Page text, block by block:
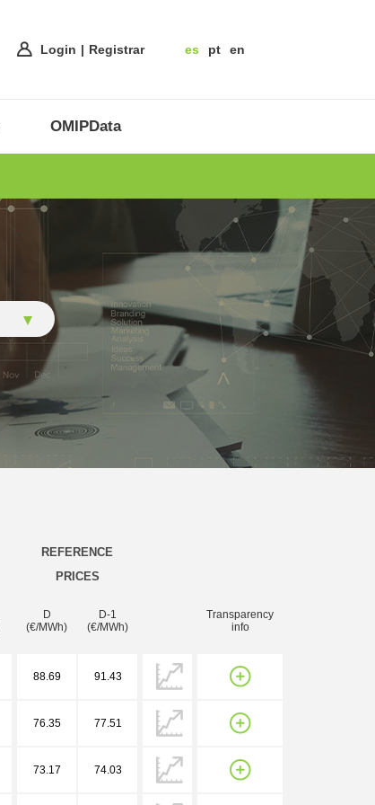
Login Registrar es pt en
OMIPData
REFERENCE
PRICES
D
(€/MWh)
D-1
(€/MWh)
Transparency
info
88.69 91.43
76.35 77.51
73.17 74.03